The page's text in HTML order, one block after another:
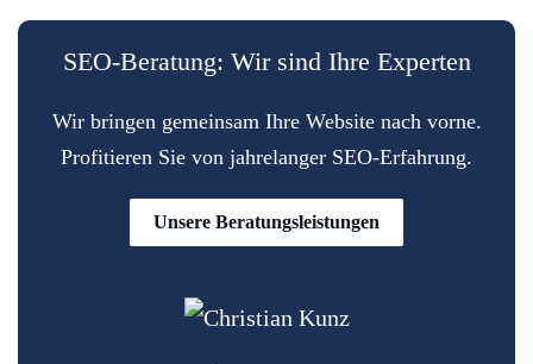
SEO-Beratung: Wir sind Ihre Experten
Wir bringen gemeinsam Ihre Website nach vorne.
Profitieren Sie von jahrelanger SEO-Erfahrung.
Unsere Beratungsleistungen